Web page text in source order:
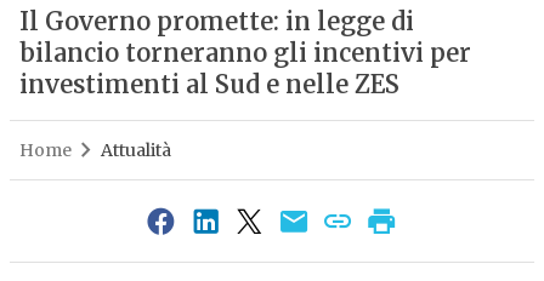
Il Governo promette: in legge di
bilancio torneranno gli incentivi per
investimenti al Sud e nelle ZES
Home Attualità